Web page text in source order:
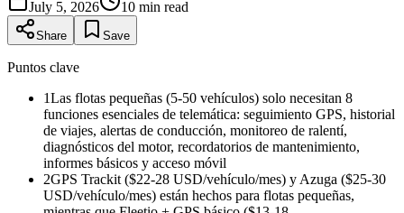
July 5, 2026
10 min read
Share Save
Puntos clave
1Las flotas pequeñas (5-50 vehículos) solo necesitan 8
funciones esenciales de telemática: seguimiento GPS, historial
de viajes, alertas de conducción, monitoreo de ralentí,
diagnósticos del motor, recordatorios de mantenimiento,
informes básicos y acceso móvil
2GPS Trackit ($22-28 USD/vehículo/mes) y Azuga ($25-30
USD/vehículo/mes) están hechos para flotas pequeñas,